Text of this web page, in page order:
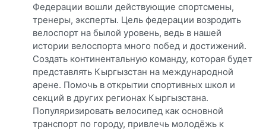
Федерации вошли действующие спортсмены,
тренеры, эксперты. Цель федерации возродить
велоспорт на былой уровень, ведь в нашей
истории велоспорта много побед и достижений.
Создать континентальную команду, которая будет
представлять Кыргызстан на международной
арене. Помочь в открытии спортивных школ и
секций в других регионах Кыргызстана.
Популяризировать велосипед как основной
транспорт по городу, привлечь молодёжь к